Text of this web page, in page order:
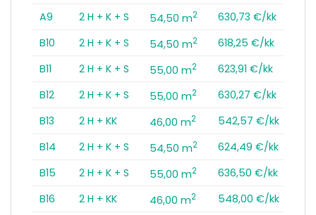
A9
2 H + K + S 54,50 m2
630,73 €/kk
B10
2 H + K + S 54,50 m2
618,25 €/kk
B11
2 H + K + S 55,00 m2
623,91 €/kk
B12
2 H + K + S 55,00 m2
630,27 €/kk
B13
2 H + KK 46,00 m2
542,57 €/kk
B14
2 H + K + S 54,50 m2
624,49 €/kk
B15
2 H + K + S 55,00 m2
636,50 €/kk
B16
2 H + KK 46,00 m2
548,00 €/kk